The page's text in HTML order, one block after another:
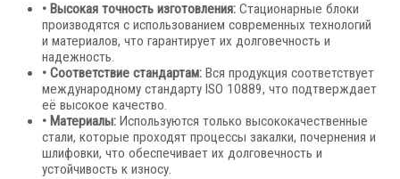
Револьверные головки
• Высокая точность изготовления: Стационарные блоки
производятся с использованием современных технологий
и материалов, что гарантирует их долговечность и
надежность.
• Соответствие стандартам: Вся продукция соответствует
международному стандарту ISO 10889, что подтверждает
её высокое качество.
• Материалы: Используются только высококачественные
стали, которые проходят процессы закалки, почернения и
шлифовки, что обеспечивает их долговечность и
устойчивость к износу.